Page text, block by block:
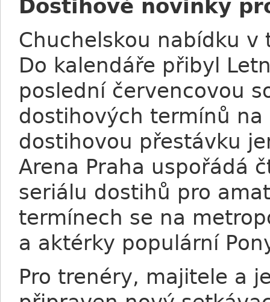
Dostihové novinky
Chuchelskou nabídku
Do kalendáře přibyl
poslední červencovou
dostihových termínů
dostihovou přestávku
Arena Praha uspořádá
seriálu dostihů pro
termínech se na
a aktérky populární
Pro trenéry, majitele a